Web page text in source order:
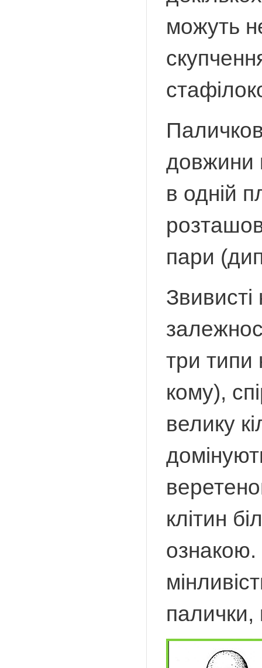
можуть
довжини
в одній
пари
Звивисті
три типи
кому),
велику
клітин
ознакою.
палички,